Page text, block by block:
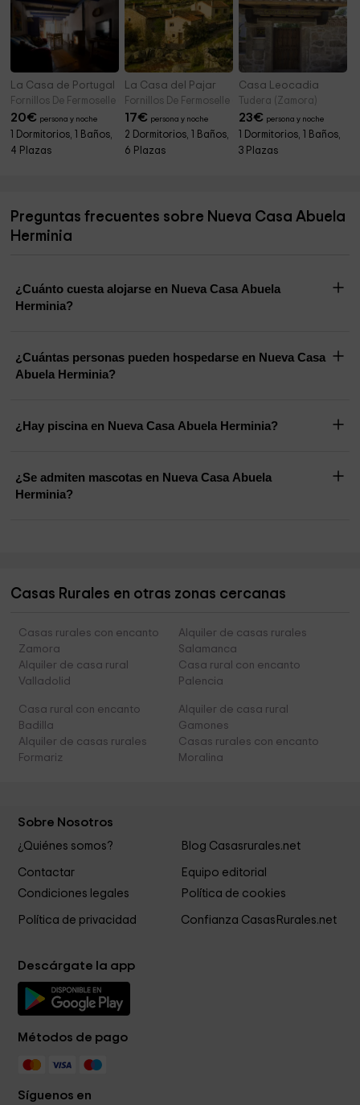
La Casa de Portugal
Fornillos De Fermoselle (Zamora)
20€ persona y noche
1 Dormitorios, 1 Baños,
4 Plazas
La Casa del Pajar
Fornillos De Fermoselle (Zamora)
17€ persona y noche
2 Dormitorios, 1 Baños,
6 Plazas
Casa Leocadia
Tudera (Zamora)
23€ persona y noche
1 Dormitorios, 1 Baños,
3 Plazas
Preguntas frecuentes sobre Nueva Casa Abuela
Herminia
¿Cuánto cuesta alojarse en Nueva Casa Abuela
Herminia?
¿Cuántas personas pueden hospedarse en Nueva Casa
Abuela Herminia?
¿Hay piscina en Nueva Casa Abuela Herminia?
¿Se admiten mascotas en Nueva Casa Abuela
Herminia?
Casas Rurales en otras zonas cercanas
Casas rurales con encanto
Zamora
Alquiler de casas rurales
Salamanca
Alquiler de casa rural
Valladolid
Casa rural con encanto
Palencia
Casa rural con encanto
Badilla
Alquiler de casa rural
Gamones
Alquiler de casas rurales
Formariz
Casas rurales con encanto
Moralina
Sobre Nosotros
¿Quiénes somos? Blog Casasrurales.net
Contactar
Equipo editorial
Condiciones legales
Política de cookies
Política de privacidad Confianza CasasRurales.net
Descárgate la app
Métodos de pago
Síguenos en